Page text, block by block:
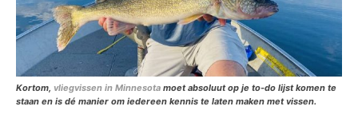
Kortom, vliegvissen in Minnesota moet absoluut op je to-do lijst komen te
staan en is dé manier om iedereen kennis te laten maken met vissen.